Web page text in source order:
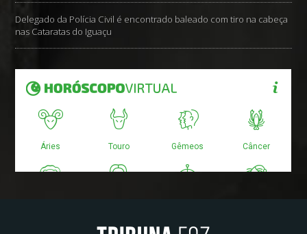
Delegado da Polícia Civil é encontrado baleado com tiro na cabeça
nas Cataratas do Iguaçu